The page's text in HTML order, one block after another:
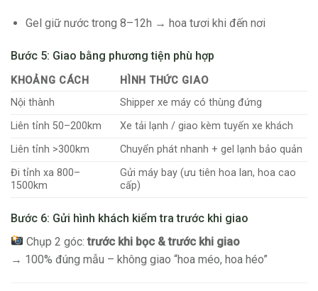
Gel giữ nước trong 8–12h → hoa tươi khi đến nơi
Bước 5: Giao bằng phương tiện phù hợp
KHOẢNG CÁCH
HÌNH THỨC GIAO
Nội thành
Shipper xe máy có thùng đứng
Liên tỉnh 50–200km
Xe tải lạnh / giao kèm tuyến xe khách
Liên tỉnh >300km
Chuyển phát nhanh + gel lạnh bảo quản
Đi tỉnh xa 800–
1500km
Gửi máy bay (ưu tiên hoa lan, hoa cao
cấp)
Bước 6: Gửi hình khách kiểm tra trước khi giao
Chụp 2 góc:trước khi bọc & trước khi giao
→ 100% đúng mẫu – không giao “hoa méo, hoa héo”